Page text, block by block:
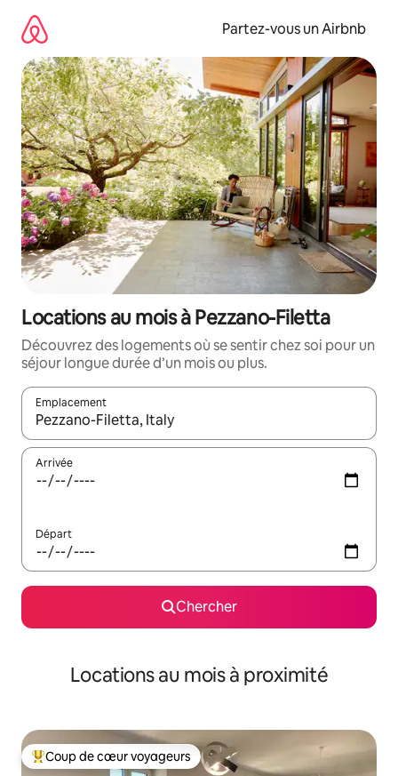
directement
contenu
Partez-vous un Airbnb
Locations au mois à Pezzano-Filetta
Découvrez des logements où se sentir chez soi pour un
séjour longue durée d’un mois ou plus.
Emplacement
Quand les résultats sont affichés, parcourez-les en utilisant
Arrivée
Départ
Chercher
Locations au mois à proximité
Coup de cœur voyageurs parmi les plus aimés
Coup de cœur voyageurs